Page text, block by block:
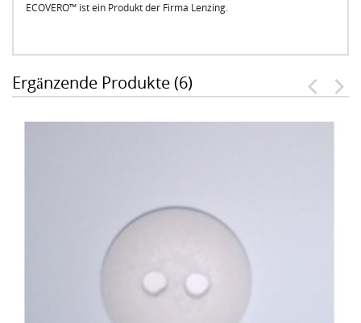
ECOVERO™ ist ein Produkt der Firma Lenzing.
Ergänzende Produkte (6)